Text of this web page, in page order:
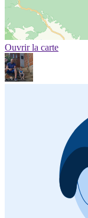
Ouvrir la carte